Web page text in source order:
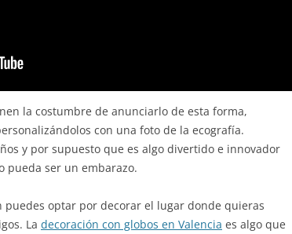
la costumbre de anunciarlo de esta forma,
con una foto de la ecografía.
y por supuesto que es algo divertido e innovador
pueda ser un embarazo.
puedes optar por decorar el lugar donde quieras
La decoración con globos en Valencia es algo que